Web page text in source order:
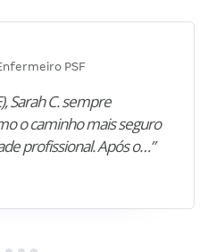
PSF
Sarah C. sempre
o caminho mais seguro
profissional. Após o…”